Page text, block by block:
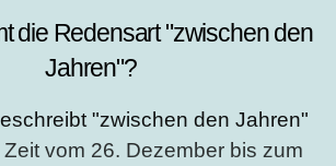
die Redensart "zwischen den
Jahren"?
"zwischen den Jahren"
vom 26. Dezember bis zum